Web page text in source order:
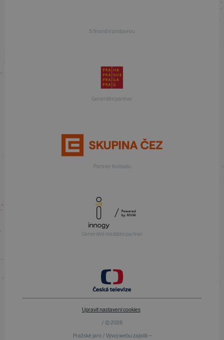
S finanční podporou
Generální partner
Partner festivalu
Generální mediální partner
Upravit nastavení cookies
/ © 2026
Pražské jaro / Vývoj webu zajistili —